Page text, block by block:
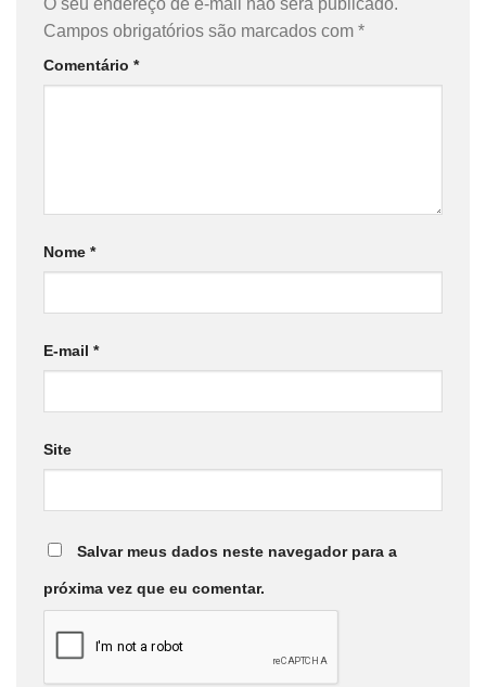
Campos obrigatórios são marcados com *
Comentário *
Nome *
E-mail *
Site
Salvar meus dados neste navegador para a
próxima vez que eu comentar.